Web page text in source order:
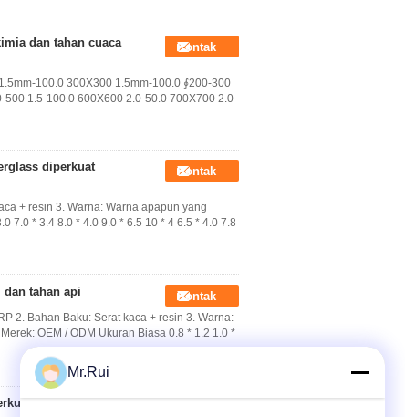
dan tahan cuaca
Kontak
100.0 300X300 1.5mm-100.0 ∮200-300
1.5-100.0 600X600 2.0-50.0 700X700 2.0-
diperkuat
Kontak
+ resin 3. Warna: Warna apapun yang
7.0 * 3.4 8.0 * 4.0 9.0 * 6.5 10 * 4 6.5 * 4.0 7.8
tahan api Kontak
2. Bahan Baku: Serat kaca + resin 3. Warna:
OEM / ODM Ukuran Biasa 0.8 * 1.2 1.0 *
baki kabel
Mr.Rui